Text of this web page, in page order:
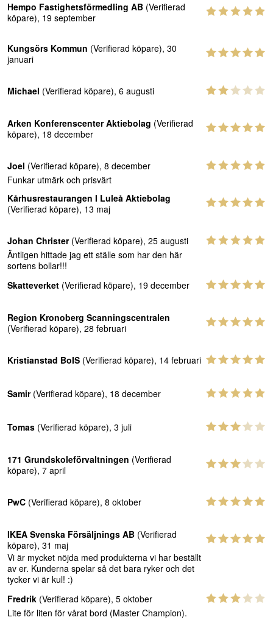
Hempo Fastighetsförmedling AB (Verifierad
köpare), 19 september
Kungsörs Kommun (Verifierad köpare), 30
januari
Michael (Verifierad köpare), 6 augusti
Arken Konferenscenter Aktiebolag (Verifierad
köpare), 18 december
Joel (Verifierad köpare), 8 december
Funkar utmärk och prisvärt
Kårhusrestaurangen I Luleå Aktiebolag
(Verifierad köpare), 13 maj
Johan Christer(Verifierad köpare), 25 augusti
Äntligen hittade jag ett ställe som har den här
sortens bollar!!!
Skatteverket (Verifierad köpare), 19 december
Region Kronoberg Scanningscentralen
(Verifierad köpare), 28 februari
Kristianstad BoIS (Verifierad köpare), 14 februari
Samir(Verifierad köpare), 18 december
Tomas (Verifierad köpare), 3 juli
171 Grundskoleförvaltningen (Verifierad
köpare), 7 april
PwC (Verifierad köpare), 8 oktober
IKEA Svenska Försäljnings AB (Verifierad
köpare), 31 maj
Vi är mycket nöjda med produkterna vi har beställt
av er. Kunderna spelar så det bara ryker och det
tycker vi är kul! :)
Fredrik (Verifierad köpare), 5 oktober
Lite för liten för vårat bord (Master Champion).